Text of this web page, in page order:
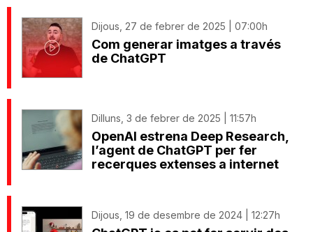
Dijous, 27 de febrer de 2025 | 07:00h
Com generar imatges a través
de ChatGPT
Dilluns, 3 de febrer de 2025 | 11:57h
OpenAI estrena Deep Research,
l’agent de ChatGPT per fer
recerques extenses a internet
Dijous, 19 de desembre de 2024 | 12:27h